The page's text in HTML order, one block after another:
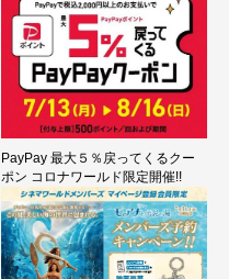
PayPay 最大５％戻ってくるクー
ポン コロナワールド限定開催!!